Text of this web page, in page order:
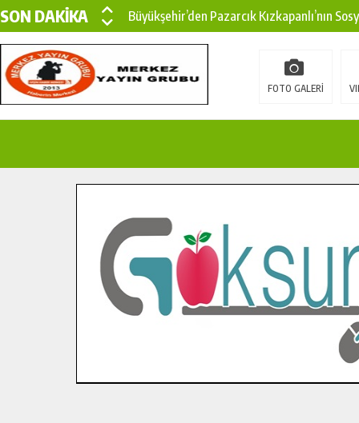
SON DAKİKA
Büyükşehir’den Pazarcık Kızkapanlı’nın
Büyükşehir’den Pazarcık Kırsalına Modern
Çin’den KSÜ’ye Uluslararası Başarı:
İlçe Jandarma Komutanı Karakaya’dan
Bertiz’in Yeni Köprüsünde Sona Doğru.
FOTO GALERİ